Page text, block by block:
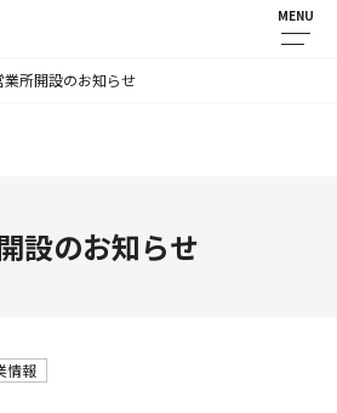
MENU
業所開設のお知らせ
設のお知らせ
情報